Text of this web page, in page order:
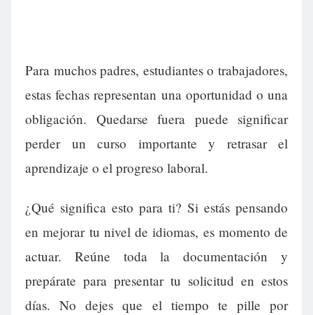
Para muchos padres, estudiantes o trabajadores,
estas fechas representan una oportunidad o una
obligación. Quedarse fuera puede significar
perder un curso importante y retrasar el
aprendizaje o el progreso laboral.
¿Qué significa esto para ti? Si estás pensando
en mejorar tu nivel de idiomas, es momento de
actuar. Reúne toda la documentación y
prepárate para presentar tu solicitud en estos
días. No dejes que el tiempo te pille por